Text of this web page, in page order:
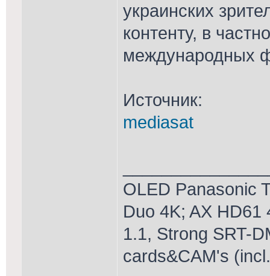
украинских
контенту, в
международных
Источник:
mediasat
OLED Panasonic
Duo 4K; AX HD61
1.1, Strong SRT-
cards&CAM's